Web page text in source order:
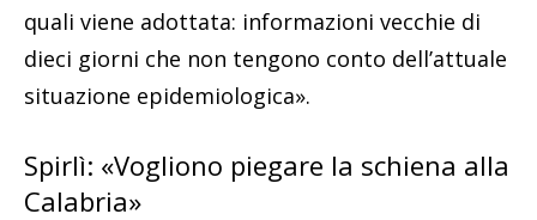
quali viene adottata: informazioni vecchie di
dieci giorni che non tengono conto dell’attuale
situazione epidemiologica».
Spirlì: «Vogliono piegare la schiena alla
Calabria»